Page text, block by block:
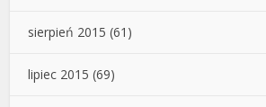
sierpień 2015 (61)
lipiec 2015 (69)